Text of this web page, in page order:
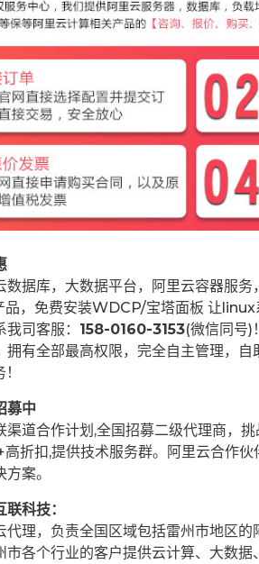
数据库，大数据平台，阿里云容器服
，免费安装WDCP/宝塔面板 让linux
司客服： 158-0160-3153(微信同号)
拥有全部最高权限，完全自主管理，
募中
渠道合作计划,全国招募二级代理商，
折扣,提供技术服务群。阿里云合作
案。
科技：
代理，负责全国区域包括雷州市地区
市各个行业的客户提供云计算、大数